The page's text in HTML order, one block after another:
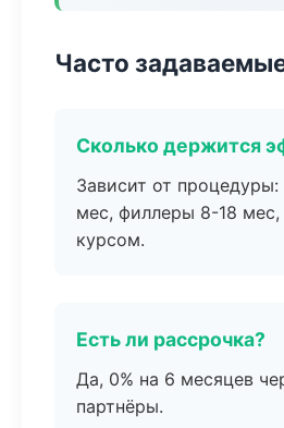
Часто
Сколько держится
Зависит от
мес, филлеры 8-18
курсом.
Есть ли рассрочка?
Да, 0% на 6 месяцев
партнёры.